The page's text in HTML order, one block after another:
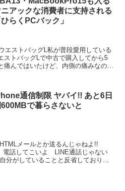
ニアックな消費者に支持される
ひらくPCバック」
エストバッグL私が普段愛用している
ストバッグLで中古で購入してから5
んではいたけど、内側の痛みなので
通信制限 ヤバイ!! あと6日
600MBで暮らさないと
メールとか送るんじゃねよ!!
話してこいよ LINE通話じゃない
分がしていることと反省しておりま